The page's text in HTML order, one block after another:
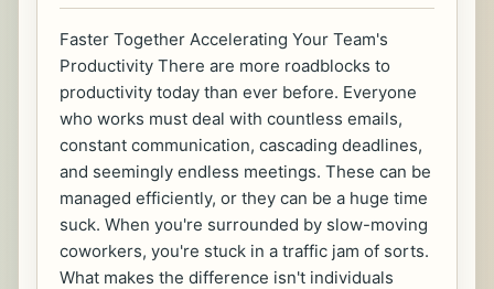
Faster Together Accelerating Your Team's
Productivity There are more roadblocks to
productivity today than ever before. Everyone
who works must deal with countless emails,
constant communication, cascading deadlines,
and seemingly endless meetings. These can be
managed efficiently, or they can be a huge time
suck. When you're surrounded by slow-moving
coworkers, you're stuck in a traffic jam of sorts.
What makes the difference isn't individuals